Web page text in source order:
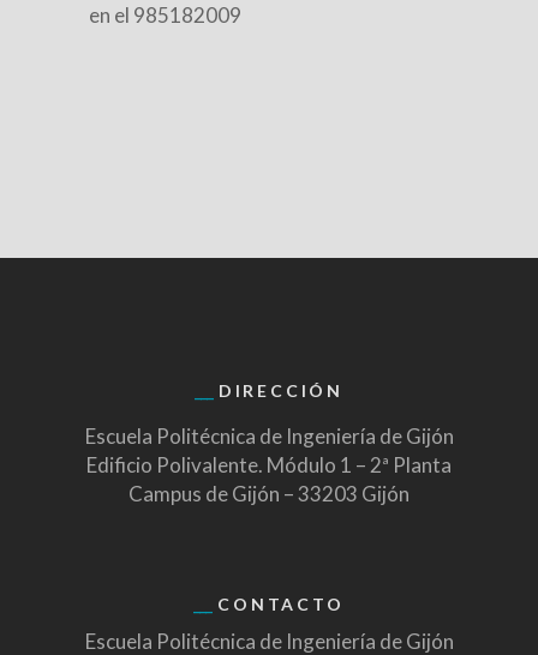
en el 985182009
DIRECCIÓN
Escuela Politécnica de Ingeniería de Gijón
Edificio Polivalente. Módulo 1 – 2ª Planta
Campus de Gijón – 33203 Gijón
CONTACTO
Escuela Politécnica de Ingeniería de Gijón